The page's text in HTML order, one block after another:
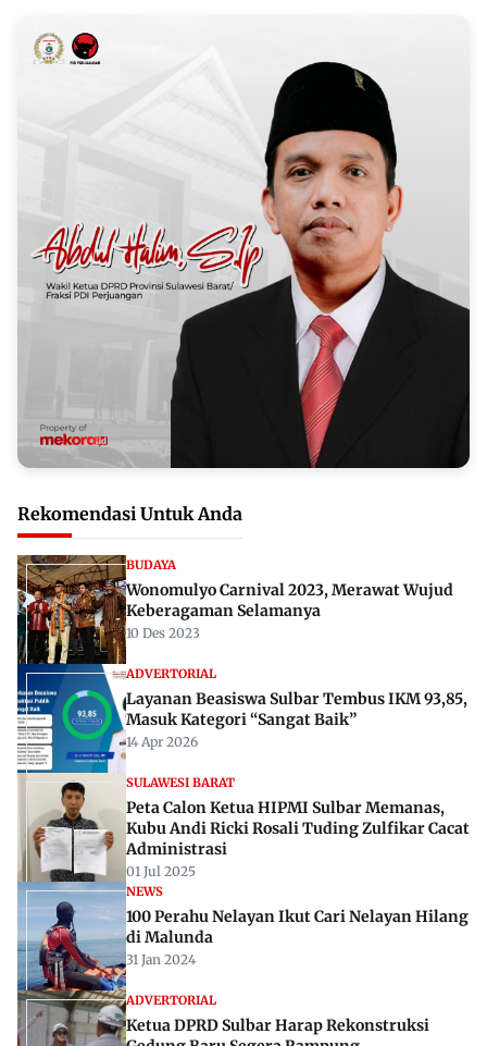
Rekomendasi Untuk Anda
BUDAYA
Wonomulyo Carnival 2023, Merawat Wujud
Keberagaman Selamanya
10 Des 2023
ADVERTORIAL
Layanan Beasiswa Sulbar Tembus IKM 93,85,
Masuk Kategori “Sangat Baik”
14 Apr 2026
SULAWESI BARAT
Peta Calon Ketua HIPMI Sulbar Memanas,
Kubu Andi Ricki Rosali Tuding Zulfikar Cacat
Administrasi
01 Jul 2025
NEWS
100 Perahu Nelayan Ikut Cari Nelayan Hilang
di Malunda
31 Jan 2024
ADVERTORIAL
Ketua DPRD Sulbar Harap Rekonstruksi